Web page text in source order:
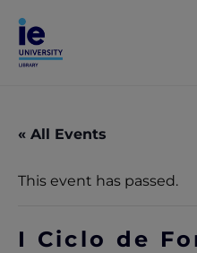
« All Events
This event has passed.
I Ciclo de